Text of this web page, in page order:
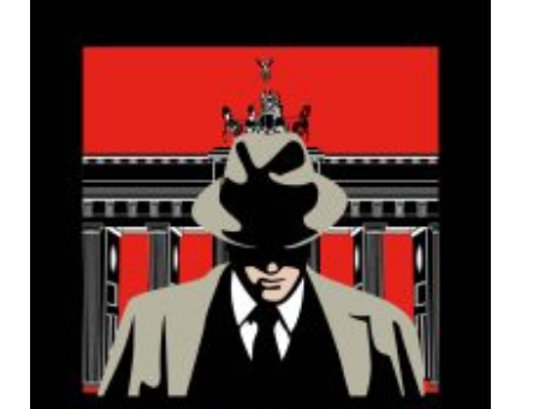
Archivio
Autori
Generi
Case editrici
Partnership
Giallo Stresa
Premio Chiara